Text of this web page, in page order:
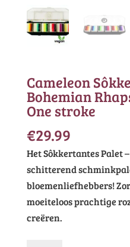
Cameleon
Bohemian
One stroke
€29.99
Het Sôkkertantes Palet
schitterend
bloemenliefhebbers!
moeiteloos prachtige
creëren.